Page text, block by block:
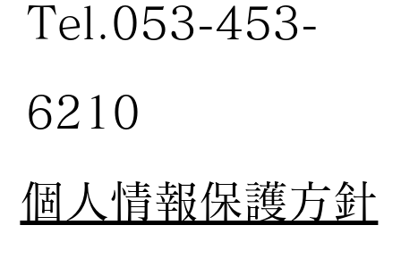
Tel.053-453-
6210
個人情報保護方針